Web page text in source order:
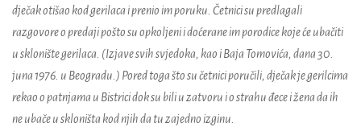
dječak otišao kod gerilaca i prenio im poruku. Četnici su predlagali
razgovore o predaji pošto su opkoljeni i doćerane im porodice koje će ubačiti
u sklonište gerilaca. (Izjave svih svjedoka, kao i Baja Tomovića, dana 30.
juna 1976. u Beogradu.) Pored toga što su četnici poručili, dječak je gerilcima
rekao o patnjama u Bistrici dok su bili u zatvoru i o strahu đece i žena da ih
ne ubače u skloništa kod njih da tu zajedno izginu.